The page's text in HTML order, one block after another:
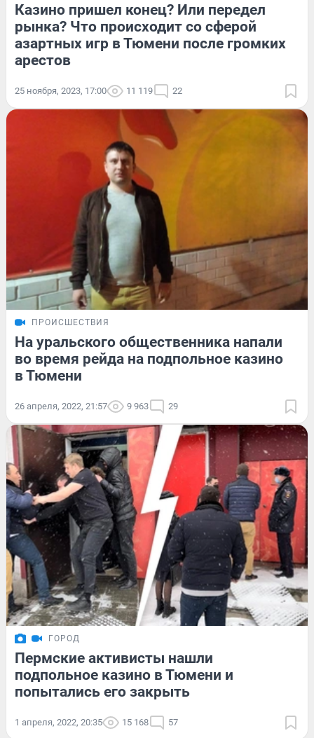
Казино пришел конец? Или передел
рынка? Что происходит со сферой
азартных игр в Тюмени после громких
арестов
25 ноября, 2023, 17:00 11 119 22
ПРОИСШЕСТВИЯ
На уральского общественника напали
во время рейда на подпольное казино
в Тюмени
26 апреля, 2022, 21:57 9 963 29
ГОРОД
Пермские активисты нашли
подпольное казино в Тюмени и
попытались его закрыть
1 апреля, 2022, 20:35 15 168 57